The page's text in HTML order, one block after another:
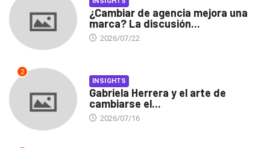
¿Cambiar de agencia mejora una
marca? La discusión...
2026/07/22
2
INSIGHTS
Gabriela Herrera y el arte de
cambiarse el...
2026/07/16